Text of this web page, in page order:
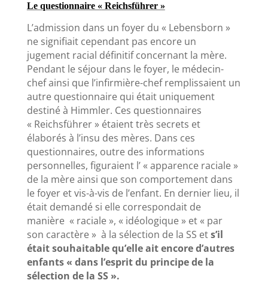
Le questionnaire « Reichsführer »
L’admission dans un foyer du « Lebensborn »
ne signifiait cependant pas encore un
jugement racial définitif concernant la mère.
Pendant le séjour dans le foyer, le médecin-
chef ainsi que l’infirmière-chef remplissaient un
autre questionnaire qui était uniquement
destiné à Himmler. Ces questionnaires
« Reichsführer » étaient très secrets et
élaborés à l’insu des mères. Dans ces
questionnaires, outre des informations
personnelles, figuraient l’ « apparence raciale »
de la mère ainsi que son comportement dans
le foyer et vis-à-vis de l’enfant. En dernier lieu, il
était demandé si elle correspondait de
manière « raciale », « idéologique » et « par
son caractère » à la sélection de la SS ets’il
était souhaitable qu’elle ait encore d’autres
enfants « dans l’esprit du principe de la
sélection de la SS ».